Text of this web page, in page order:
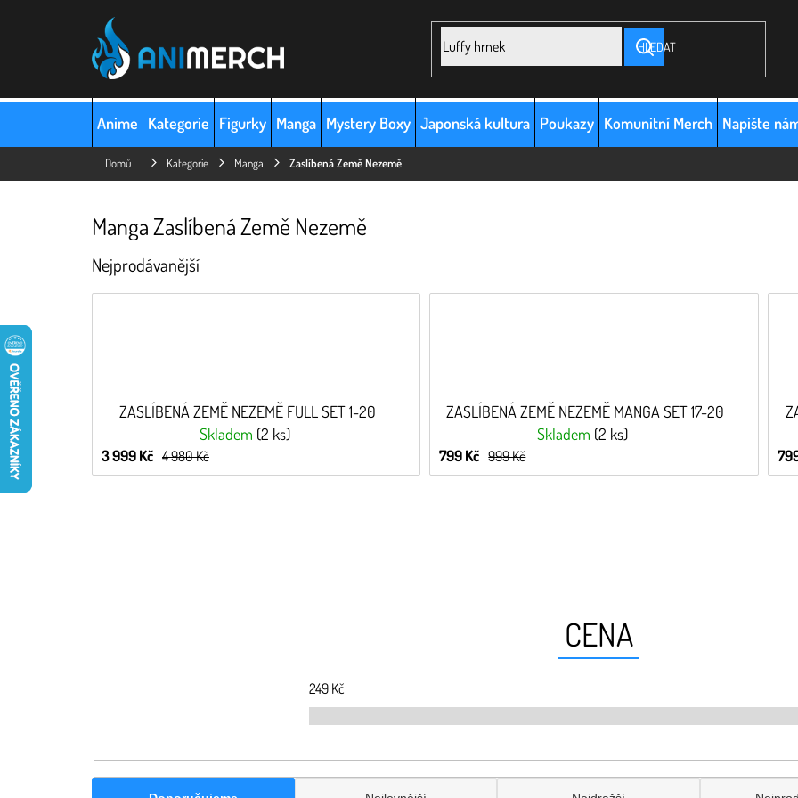
HLEDAT
Anime Kategorie Figurky Manga Mystery Boxy Japonská kultura Poukazy Komunitní Merch Napište
Domů Kategorie Manga Zaslíbená Země Nezemě
Manga Zaslíbená Země Nezemě
Nejprodávanější
ZASLÍBENÁ ZEMĚ NEZEMĚ FULL SET 1-20
Skladem (2 ks)
4 980 Kč
3 999 Kč
ZASLÍBENÁ ZEMĚ NEZEMĚ MANGA SET 17-20
Skladem (2 ks)
999 Kč
799 Kč
CENA
249 Kč